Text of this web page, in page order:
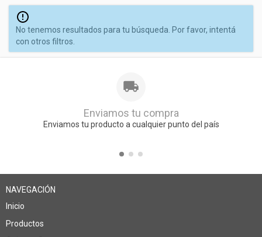
No tenemos resultados para tu búsqueda. Por favor, intentá
con otros filtros.
Enviamos tu compra
Enviamos tu producto a cualquier punto del país
NAVEGACIÓN
Inicio
Productos